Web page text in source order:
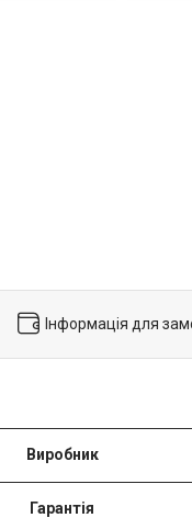
Інформація для
Виробник
Гарантія